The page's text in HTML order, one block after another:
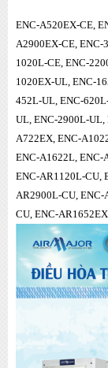
ENC-A520EX-CE,
A2900EX-CE, ENC-
1020L-CE, ENC-
1020EX-UL, ENC-
452L-UL, ENC-
UL, ENC-2900L-UL,
A722EX, ENC-
ENC-A1622L, ENC-
ENC-AR1120L-CU,
AR2900L-CU,
CU, ENC-